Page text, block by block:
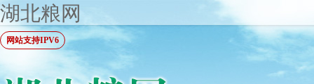
湖北粮网
网站支持IPV6